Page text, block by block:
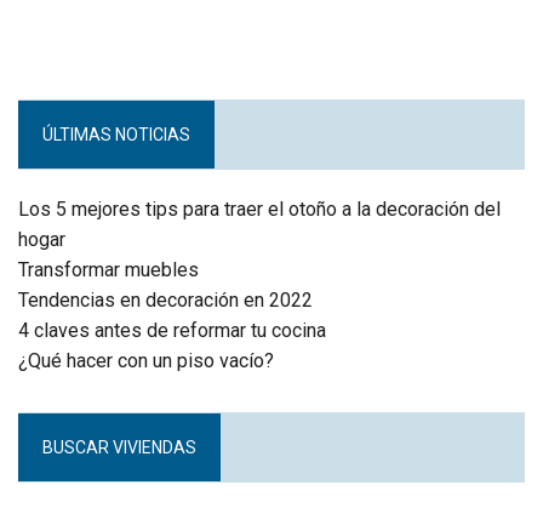
ÚLTIMAS NOTICIAS
Los 5 mejores tips para traer el otoño a la decoración del
hogar
Transformar muebles
Tendencias en decoración en 2022
4 claves antes de reformar tu cocina
¿Qué hacer con un piso vacío?
BUSCAR VIVIENDAS